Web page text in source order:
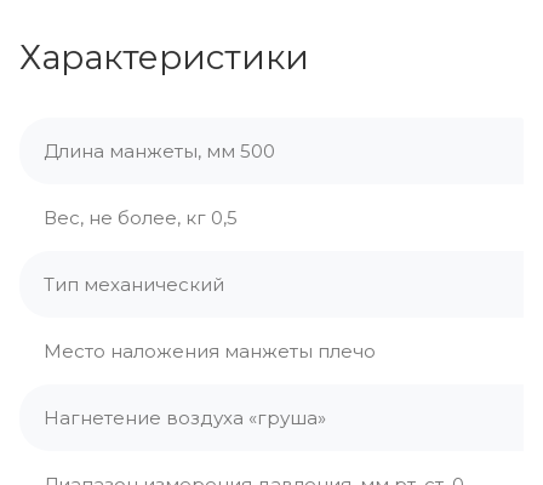
Характеристики
Длина манжеты, мм 500
Вес, не более, кг 0,5
Тип механический
Место наложения манжеты плечо
Нагнетение воздуха «груша»